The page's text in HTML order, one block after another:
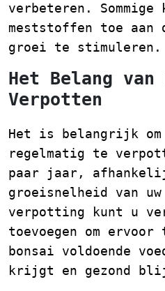
verbeteren. Sommige
meststoffen toe aan
groei te stimuleren.
Het Belang van
Verpotten
Het is belangrijk om
regelmatig te
paar jaar,
groeisnelheid van
verpotting kunt u
toevoegen om
bonsai voldoende
krijgt en gezond